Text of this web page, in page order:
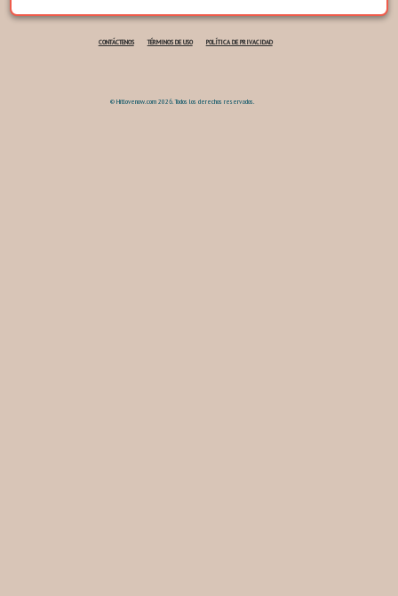
CONTÁCTENOS TÉRMINOS DE USO POLÍTICA DE PRIVACIDAD
© Hitlovenow.com 2026. Todos los derechos reservados.